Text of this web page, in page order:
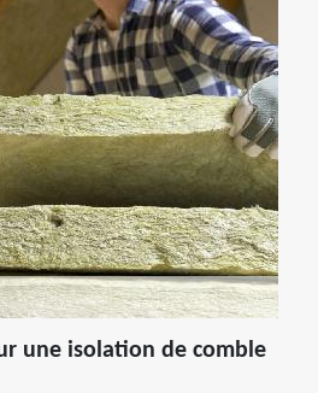
une isolation de comble